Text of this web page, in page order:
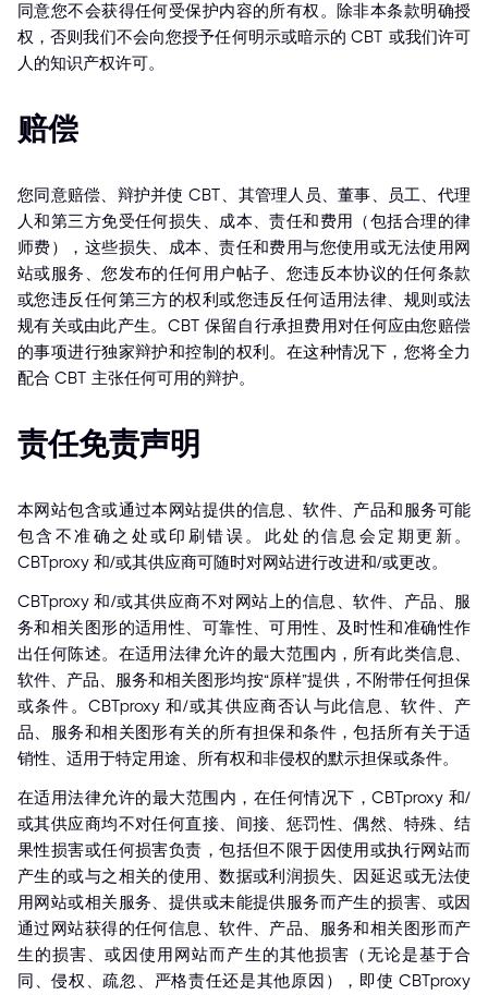
同意您不会获得任何受保护内容的所有权。除非本条款明确授
权，否则我们不会向您授予任何明示或暗示的 CBT 或我们许可
人的知识产权许可。
赔偿
您同意赔偿、辩护并使 CBT、其管理人员、董事、员工、代理
人和第三方免受任何损失、成本、责任和费用（包括合理的律
师费），这些损失、成本、责任和费用与您使用或无法使用网
站或服务、您发布的任何用户帖子、您违反本协议的任何条款
或您违反任何第三方的权利或您违反任何适用法律、规则或法
规有关或由此产生。CBT 保留自行承担费用对任何应由您赔偿
的事项进行独家辩护和控制的权利。在这种情况下，您将全力
配合 CBT 主张任何可用的辩护。
责任免责声明
本网站包含或通过本网站提供的信息、软件、产品和服务可能
包含不准确之处或印刷错误。此处的信息会定期更新。
CBTproxy 和/或其供应商可随时对网站进行改进和/或更改。
CBTproxy 和/或其供应商不对网站上的信息、软件、产品、服
务和相关图形的适用性、可靠性、可用性、及时性和准确性作
出任何陈述。在适用法律允许的最大范围内，所有此类信息、
软件、产品、服务和相关图形均按“原样”提供，不附带任何担保
或条件。CBTproxy 和/或其供应商否认与此信息、软件、产
品、服务和相关图形有关的所有担保和条件，包括所有关于适
销性、适用于特定用途、所有权和非侵权的默示担保或条件。
在适用法律允许的最大范围内，在任何情况下，CBTproxy 和/
或其供应商均不对任何直接、间接、惩罚性、偶然、特殊、结
果性损害或任何损害负责，包括但不限于因使用或执行网站而
产生的或与之相关的使用、数据或利润损失、因延迟或无法使
用网站或相关服务、提供或未能提供服务而产生的损害、或因
通过网站获得的任何信息、软件、产品、服务和相关图形而产
生的损害、或因使用网站而产生的其他损害（无论是基于合
同、侵权、疏忽、严格责任还是其他原因），即使 CBTproxy